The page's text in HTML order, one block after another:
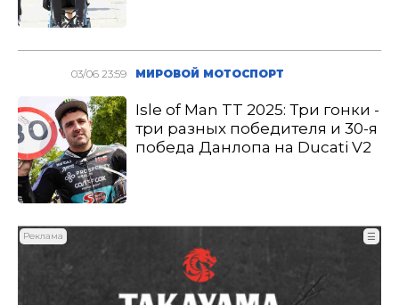
03/06 23:59 МИРОВОЙ МОТОСПОРТ
Isle of Man TT 2025: Три гонки -
три разных победителя и 30-я
победа Данлопа на Ducati V2
Реклама ☰